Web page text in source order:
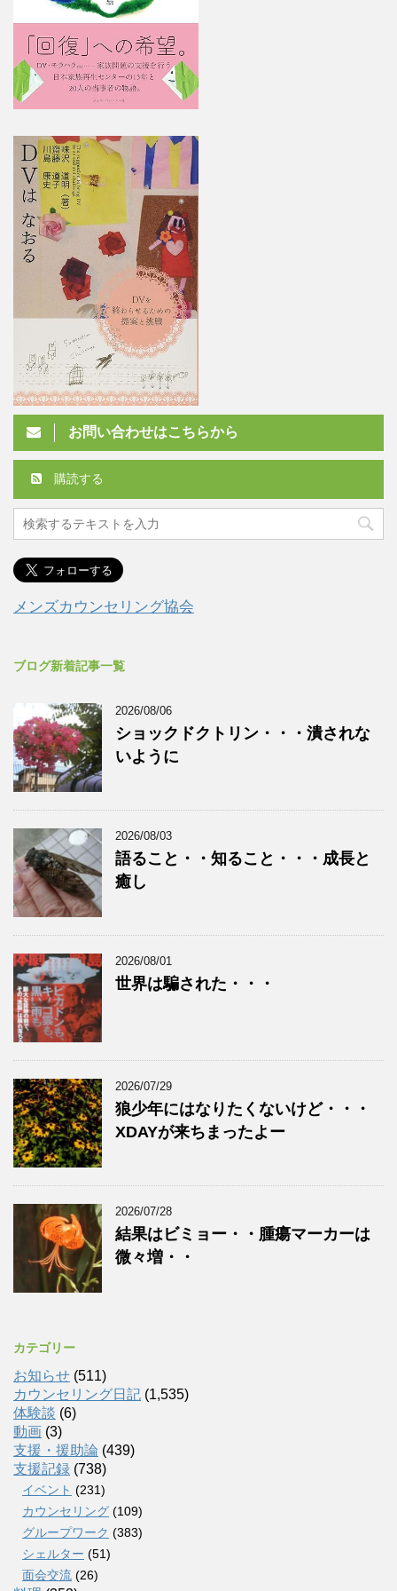
お問い合わせはこちらから
購読する
メンズカウンセリング協会
ブログ新着記事一覧
2026/08/06
ショックドクトリン・・・潰されな
いように
2026/08/03
語ること・・知ること・・・成長と
癒し
2026/08/01
世界は騙された・・・
2026/07/29
狼少年にはなりたくないけど・・・
XDAYが来ちまったよー
2026/07/28
結果はビミョー・・腫瘍マーカーは
微々増・・
カテゴリー
お知らせ (511)
カウンセリング日記 (1,535)
体験談 (6)
動画 (3)
支援・援助論 (439)
支援記録 (738)
イベント (231)
カウンセリング (109)
グループワーク (383)
シェルター (51)
面会交流 (26)